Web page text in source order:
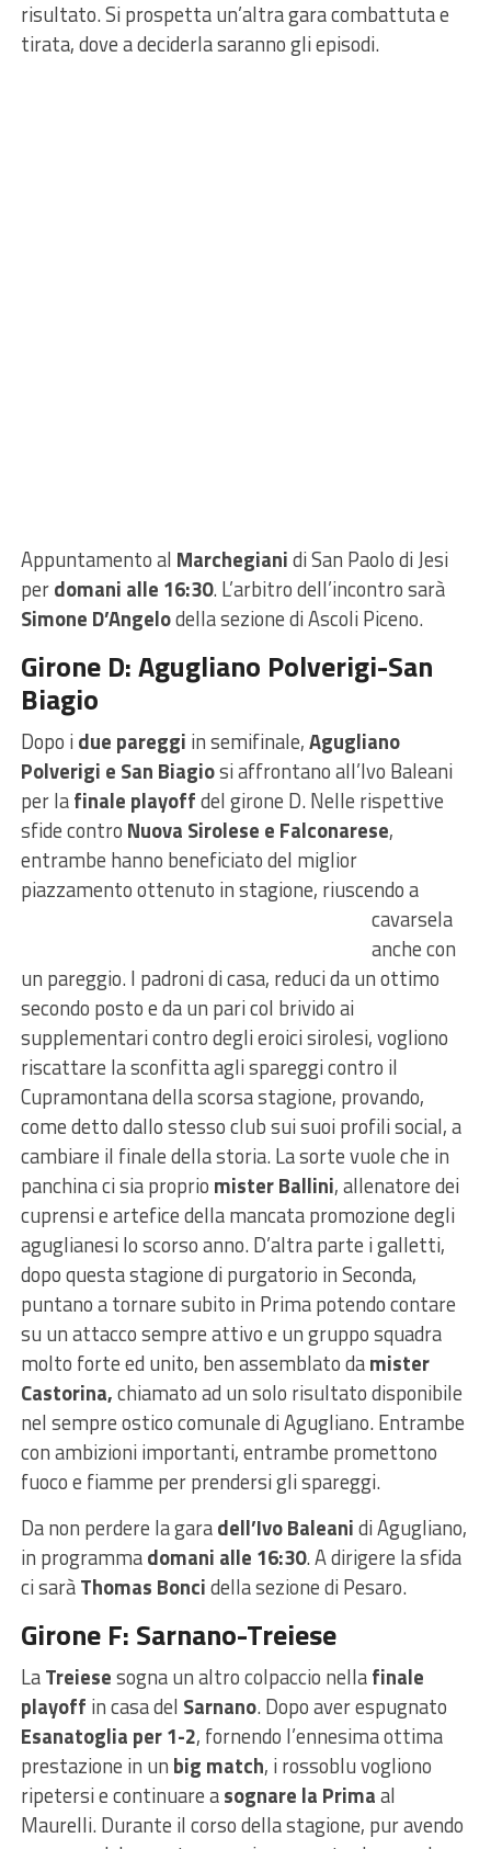
risultato. Si prospetta un’altra gara combattuta e
tirata, dove a deciderla saranno gli episodi.
Appuntamento al Marchegianidi San Paolo di Jesi
perdomani alle 16:30. L’arbitro dell’incontro sarà
Simone D’Angelodella sezione di Ascoli Piceno.
Girone D: Agugliano Polverigi-San
Biagio
Dopo idue pareggi in semifinale,Agugliano
Polverigi e San Biagiosi affrontano all’Ivo Baleani
per lafinale playoffdel girone D. Nelle rispettive
sfide contro Nuova Sirolese e Falconarese,
entrambe hanno beneficiato del miglior
piazzamento ottenuto in stagione, riuscendo a
cavarsela
anche con
un pareggio. I padroni di casa, reduci da un ottimo
secondo posto e da un pari col brivido ai
supplementari contro degli eroici sirolesi, vogliono
riscattare la sconfitta agli spareggi contro il
Cupramontana della scorsa stagione, provando,
come detto dallo stesso club sui suoi profili social, a
cambiare il finale della storia. La sorte vuole che in
panchina ci sia proprio mister Ballini, allenatore dei
cuprensi e artefice della mancata promozione degli
aguglianesi lo scorso anno. D’altra parte i galletti,
dopo questa stagione di purgatorio in Seconda,
puntano a tornare subito in Prima potendo contare
su un attacco sempre attivo e un gruppo squadra
molto forte ed unito, ben assemblato damister
Castorina,chiamato ad un solo risultato disponibile
nel sempre ostico comunale di Agugliano. Entrambe
con ambizioni importanti, entrambe promettono
fuoco e fiamme per prendersi gli spareggi.
Da non perdere la garadell’Ivo Baleanidi Agugliano,
in programmadomani alle 16:30. A dirigere la sfida
ci saràThomas Boncidella sezione di Pesaro.
Girone F: Sarnano-Treiese
LaTreiesesogna un altro colpaccio nellafinale
playoff in casa del Sarnano. Dopo aver espugnato
Esanatoglia per 1-2, fornendo l’ennesima ottima
prestazione in un big match, i rossoblu vogliono
ripetersi e continuare asognare la Primaal
Maurelli. Durante il corso della stagione, pur avendo